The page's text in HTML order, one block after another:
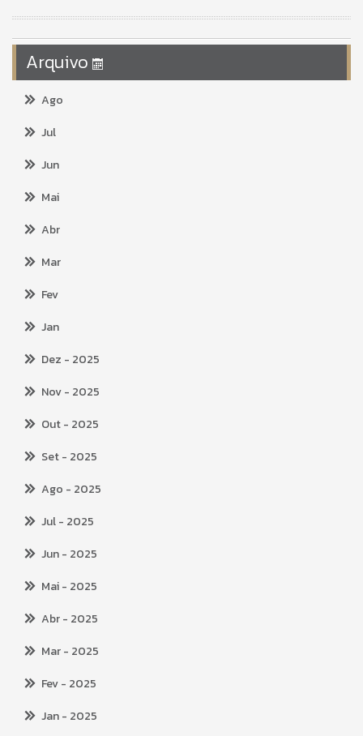
Arquivo
Ago
Jul
Jun
Mai
Abr
Mar
Fev
Jan
Dez - 2025
Nov- 2025
Out- 2025
Set- 2025
Ago - 2025
Jul- 2025
Jun- 2025
Mai- 2025
Abr- 2025
Mar- 2025
Fev- 2025
Jan- 2025